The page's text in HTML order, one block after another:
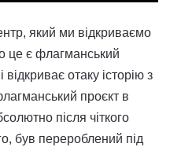
який ми відкриваємо
це є флагманський
отаку історію з
проєкт в
після чіткого
був перероблений під